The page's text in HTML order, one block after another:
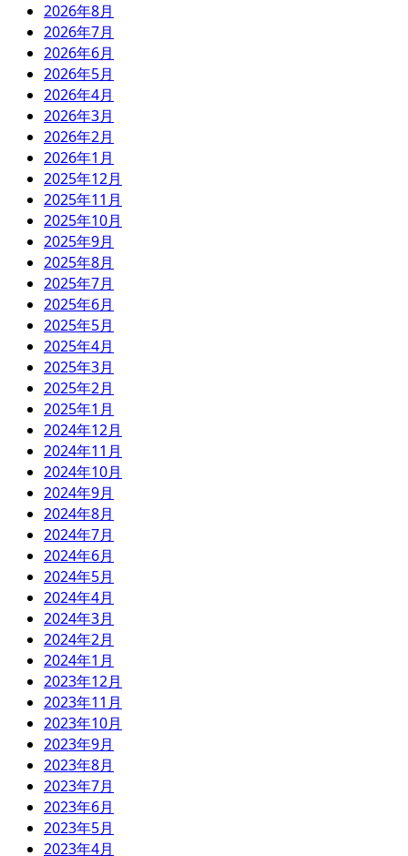
2026年8月
2026年7月
2026年6月
2026年5月
2026年4月
2026年3月
2026年2月
2026年1月
2025年12月
2025年11月
2025年10月
2025年9月
2025年8月
2025年7月
2025年6月
2025年5月
2025年4月
2025年3月
2025年2月
2025年1月
2024年12月
2024年11月
2024年10月
2024年9月
2024年8月
2024年7月
2024年6月
2024年5月
2024年4月
2024年3月
2024年2月
2024年1月
2023年12月
2023年11月
2023年10月
2023年9月
2023年8月
2023年7月
2023年6月
2023年5月
2023年4月